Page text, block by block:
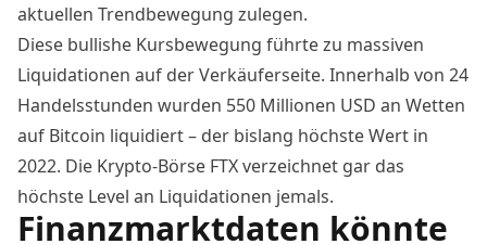
aktuellen Trendbewegung zulegen.
Diese bullishe Kursbewegung führte zu massiven
Liquidationen auf der Verkäuferseite. Innerhalb von 24
Handelsstunden wurden 550 Millionen USD an Wetten
auf Bitcoin liquidiert – der bislang höchste Wert in
2022. Die Krypto-Börse FTX verzeichnet gar das
höchste Level an Liquidationen jemals.
Finanzmarktdaten könnte